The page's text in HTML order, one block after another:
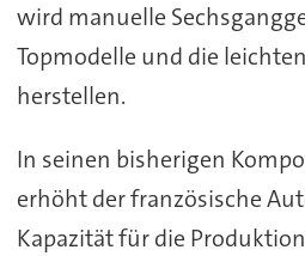
wird manuelle
Topmodelle und die
herstellen.
In seinen bisherigen
erhöht der französische
Kapazität für die